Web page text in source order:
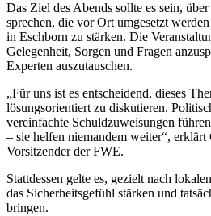
Das Ziel des Abends sollte es sein,
sprechen, die vor Ort umgesetzt
in Eschborn zu stärken. Die
Gelegenheit, Sorgen und Fragen
Experten auszutauschen.
„Für uns ist es entscheidend, dieses
lösungsorientiert zu diskutieren.
vereinfachte Schuldzuweisungen
– sie helfen niemandem weiter“, erklärt
Vorsitzender der FWE.
Stattdessen gelte es, gezielt nach
das Sicherheitsgefühl stärken und
bringen.